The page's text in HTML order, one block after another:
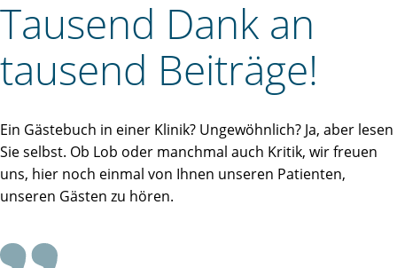
Tausend Dank an
tausend Beiträge!
Ein Gästebuch in einer Klinik? Ungewöhnlich? Ja, aber lesen
Sie selbst. Ob Lob oder manchmal auch Kritik, wir freuen
uns, hier noch einmal von Ihnen unseren Patienten,
unseren Gästen zu hören.